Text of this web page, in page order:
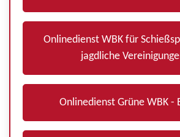
Onlinedienst WBK für
jagdliche
Onlinedienst Grüne WBK -